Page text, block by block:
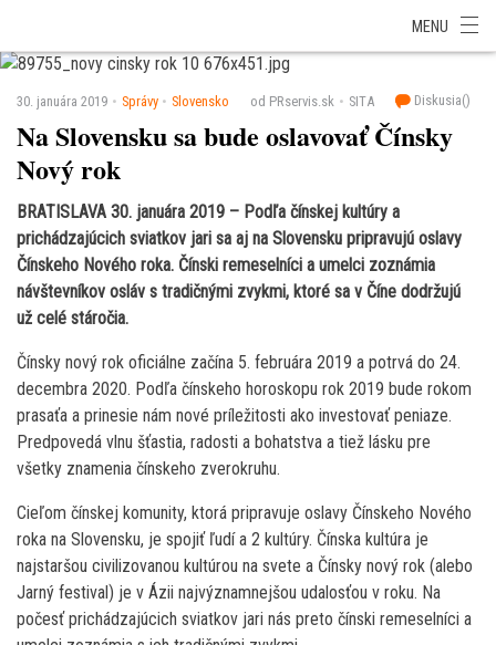
MENU
30. januára 2019 Správy Slovensko od PRservis.sk SITA Diskusia()
Na Slovensku sa bude oslavovať Čínsky
Nový rok
BRATISLAVA 30. januára 2019 – Podľa čínskej kultúry a
prichádzajúcich sviatkov jari sa aj na Slovensku pripravujú oslavy
Čínskeho Nového roka. Čínski remeselníci a umelci zoznámia
návštevníkov osláv s tradičnými zvykmi, ktoré sa v Číne dodržujú
už celé stáročia.
Čínsky nový rok oficiálne začína 5. februára 2019 a potrvá do 24.
decembra 2020. Podľa čínskeho horoskopu rok 2019 bude rokom
prasaťa a prinesie nám nové príležitosti ako investovať peniaze.
Predpovedá vlnu šťastia, radosti a bohatstva a tiež lásku pre
všetky znamenia čínskeho zverokruhu.
Cieľom čínskej komunity, ktorá pripravuje oslavy Čínskeho Nového
roka na Slovensku, je spojiť ľudí a 2 kultúry. Čínska kultúra je
najstaršou civilizovanou kultúrou na svete a Čínsky nový rok (alebo
Jarný festival) je v Ázii najvýznamnejšou udalosťou v roku. Na
počesť prichádzajúcich sviatkov jari nás preto čínski remeselníci a